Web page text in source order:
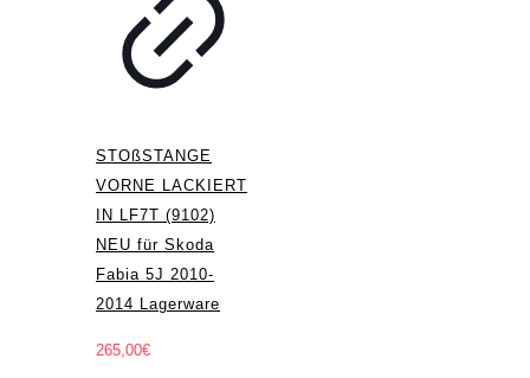
STOßSTANGE
VORNE LACKIERT
IN LF7T (9102)
NEU für Skoda
Fabia 5J 2010-
2014 Lagerware
265,00€